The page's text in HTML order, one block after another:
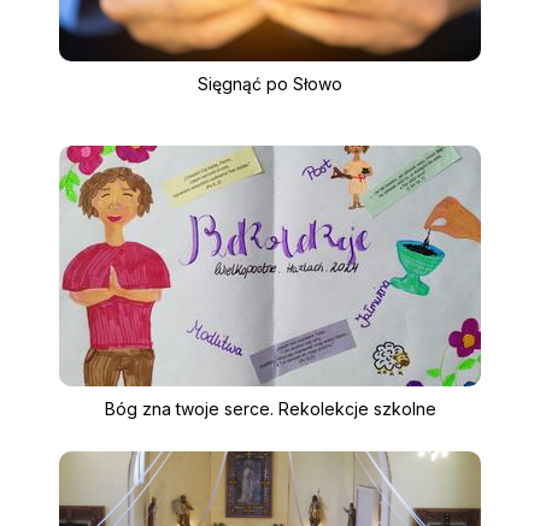
Sięgnąć po Słowo
Bóg zna twoje serce. Rekolekcje szkolne